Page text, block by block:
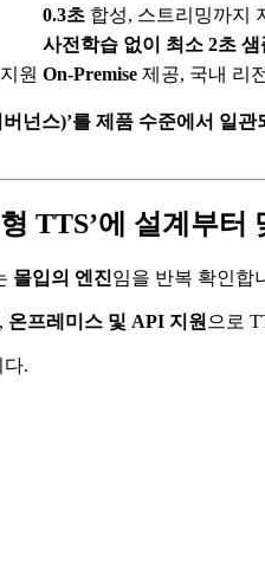
0.3초 합성, 스트리밍까지
사전학습 없이 최소 2초
원 On‑Premise 제공, 국내 리
넌스)’를 제품 수준에서 일
TTS’에 설계부터
몰입의 엔진임을 반복 확인합
, 온프레미스 및 API 지원 으로
다.